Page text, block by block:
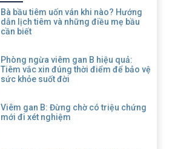
Bà bầu tiêm uốn ván khi nào? Hướng
dẫn lịch tiêm và những điều mẹ bầu
cần biết
Phòng ngừa viêm gan B hiệu quả:
Tiêm vắc xin đúng thời điểm để bảo vệ
sức khỏe suốt đời
Viêm gan B: Đừng chờ có triệu chứng
mới đi xét nghiệm